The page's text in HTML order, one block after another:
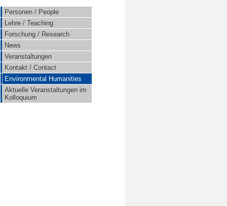
Personen / People
Lehre / Teaching
Forschung / Research
News
Veranstaltungen
Kontakt / Contact
Environmental Humanities
Aktuelle Veranstaltungen im
Kolloquium